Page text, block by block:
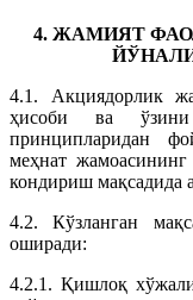
4. ЖАМИЯТ
4.1. Акциядорлик
ҳисоби ва
принципларидан
меҳнат
кондириш мақсадида
4.2. Кўзланган
оширади:
4.2.1. Қишлоқ